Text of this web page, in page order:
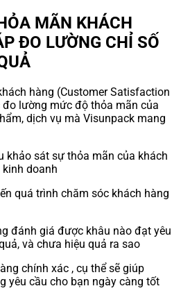
MÃN KHÁCH
ĐO LƯỜNG CHỈ SỐ
hàng (Customer Satisfaction
đo lường mức độ thỏa mãn của
dịch vụ mà Visunpack mang
khảo sát sự thỏa mãn của khách
doanh
quá trình chăm sóc khách hàng
đánh giá được khâu nào đạt yêu
và chưa hiệu quả ra sao
chính xác , cụ thể sẽ giúp
yêu cầu cho bạn ngày càng tốt